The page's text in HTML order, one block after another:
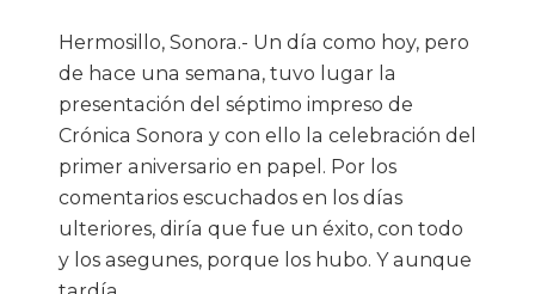
Hermosillo, Sonora.- Un día como hoy, pero
de hace una semana, tuvo lugar la
presentación del séptimo impreso de
Crónica Sonora y con ello la celebración del
primer aniversario en papel. Por los
comentarios escuchados en los días
ulteriores, diría que fue un éxito, con todo
y los asegunes, porque los hubo. Y aunque